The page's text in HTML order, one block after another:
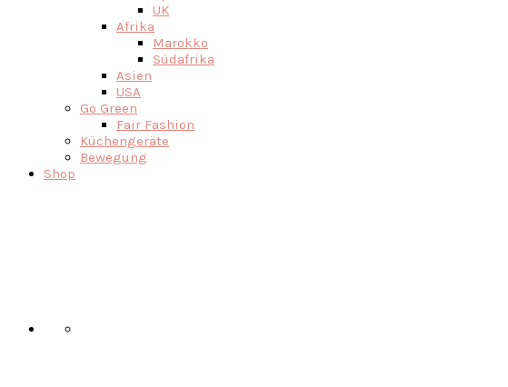
UK
Afrika
Marokko
Südafrika
Asien
USA
Go Green
Fair Fashion
Küchengeräte
Bewegung
Shop